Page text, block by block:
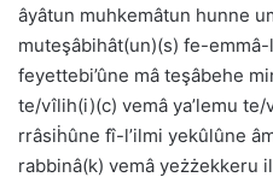
âyâtun muhkemâtun hunne
muteşâbihât(un)(s) fe-
feyettebi’ûne mâ teşâbehe
te/vîlih(i)(c) vemâ ya’lemu te/
rrâsiḣûne fî-l’ilmi yekûlûne
rabbinâ(k) vemâ yeżżekkeru